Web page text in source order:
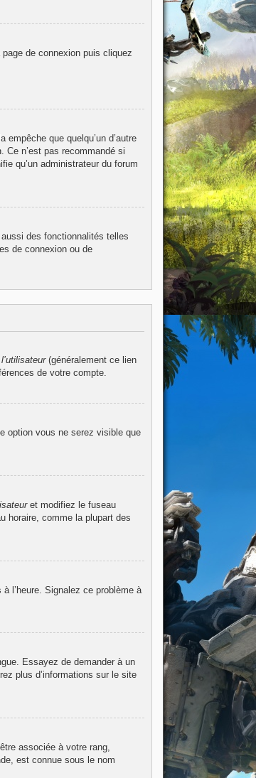
de connexion puis cliquez
que quelqu’un d’autre
n’est pas recommandé si
qu’un administrateur du forum
des fonctionnalités telles
de connexion ou de
(généralement ce lien
de votre compte.
option vous ne serez visible que
et modifiez le fuseau
horaire, comme la plupart des
l’heure. Signalez ce problème à
Essayez de demander à un
plus d’informations sur le site
associée à votre rang,
est connue sous le nom